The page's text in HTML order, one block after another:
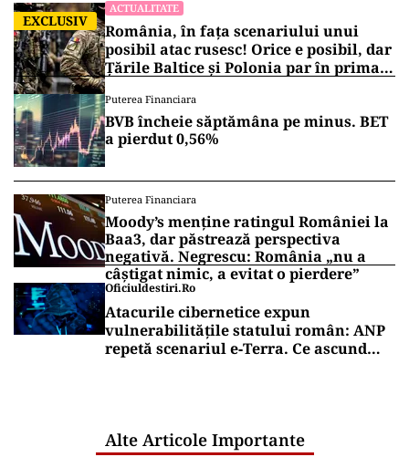
EXCLUSIV
ACTUALITATE
România, în fața scenariului unui
posibil atac rusesc! Orice e posibil, dar
Țările Baltice și Polonia par în prima
Puterea Financiara
BVB încheie săptămâna pe minus. BET
a pierdut 0,56%
Puterea Financiara
Moody’s menține ratingul României la
Baa3, dar păstrează perspectiva
negativă. Negrescu: România „nu a
câștigat nimic, a evitat o pierdere”
Oficiuldestiri.ro
Atacurile cibernetice expun
vulnerabilitățile statului român: ANP
repetă scenariul e‑Terra. Ce ascund
Alte Articole Importante